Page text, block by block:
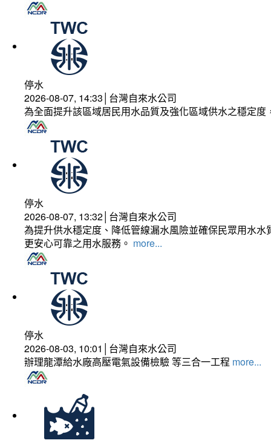
停水
2026-08-07, 14:33│台灣自來水公司
為全面提升該區域居民用水品質及強化區域供水之穩定
停水
2026-08-07, 13:32│台灣自來水公司
為提升供水穩定度、降低管線漏水風險並確保民眾用水
更安心可靠之用水服務。 more...
停水
2026-08-03, 10:01│台灣自來水公司
辦理龍潭給水廠高壓電氣設備檢驗 等三合一工程 more...